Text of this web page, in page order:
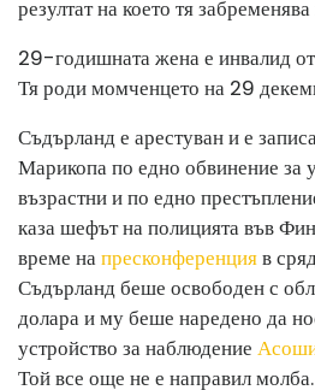
резултат на което тя
29-годишната жена е инвалид
Тя роди момченцето на 29
Съдърланд е арестуван и е
Марикопа по едно обвинение за
възрастни и по едно
каза шефът на полицията във
време напресконференцияв
Съдърланд беше освободен с
долара и му беше наредено да
устройство за наблюдение
Той все още не е направил молба.